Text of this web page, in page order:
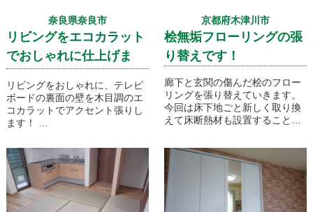
奈良県奈良市
リビングをエコカラット
でおしゃれに仕上げま
リビングをおしゃれに、テレビ
ボードの裏面の壁を木目調のエ
コカラットでアクセント張りし
ます！
京都府木津川市
桧無垢フローリングの張
り替えです！
廊下と玄関の傷んだ桧のフロー
リングを張り替えていきます。
今回は床下地ごと新しく取り換
えて床断熱材も設置することに